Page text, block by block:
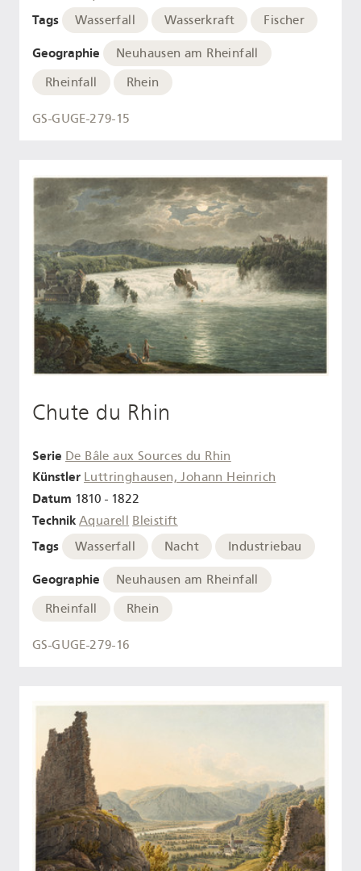
Tags Wasserfall Wasserkraft Fischer
Geographie
Neuhausen am Rheinfall
Rheinfall
Rhein
GS-GUGE-279-15
Chute du Rhin
Serie De Bâle aux Sources du Rhin
Künstler Luttringhausen, Johann Heinrich
Datum 1810 - 1822
Technik Aquarell Bleistift
Tags Wasserfall Nacht Industriebau
Geographie
Neuhausen am Rheinfall
Rheinfall
Rhein
GS-GUGE-279-16